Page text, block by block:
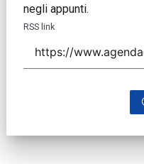
negli appunti.
RSS link